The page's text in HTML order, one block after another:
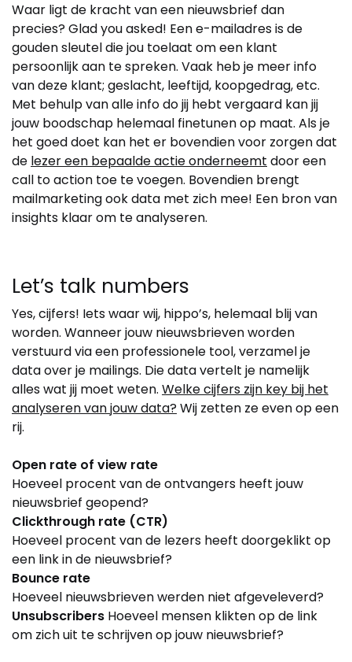
Waar ligt de kracht van een nieuwsbrief dan
precies? Glad you asked! Een e-mailadres is de
gouden sleutel die jou toelaat om een klant
persoonlijk aan te spreken. Vaak heb je meer info
van deze klant; geslacht, leeftijd, koopgedrag, etc.
Met behulp van alle info do jij hebt vergaard kan jij
jouw boodschap helemaal finetunen op maat. Als je
het goed doet kan het er bovendien voor zorgen dat
de lezer een bepaalde actie onderneemt door een
call to action toe te voegen. Bovendien brengt
mailmarketing ook data met zich mee! Een bron van
insights klaar om te analyseren.
Let’s talk numbers
Yes, cijfers! Iets waar wij, hippo’s, helemaal blij van
worden. Wanneer jouw nieuwsbrieven worden
verstuurd via een professionele tool, verzamel je
data over je mailings. Die data vertelt je namelijk
alles wat jij moet weten. Welke cijfers zijn key bij het
analyseren van jouw data?Wij zetten ze even op een
rij.
Open rate of view rate
Hoeveel procent van de ontvangers heeft jouw
nieuwsbrief geopend?
Clickthrough rate (CTR)
Hoeveel procent van de lezers heeft doorgeklikt op
een link in de nieuwsbrief?
Bounce rate
Hoeveel nieuwsbrieven werden niet afgeveleverd?
Unsubscribers Hoeveel mensen klikten op de link
om zich uit te schrijven op jouw nieuwsbrief?